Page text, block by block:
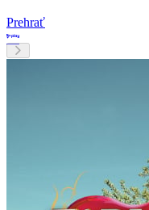
Prehrať